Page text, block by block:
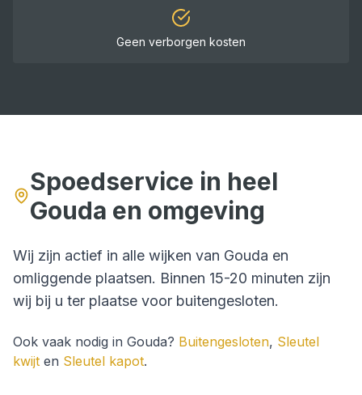
Geen verborgen kosten
Spoedservice in heel
Gouda en omgeving
Wij zijn actief in alle wijken van Gouda en
omliggende plaatsen. Binnen 15-20 minuten zijn
wij bij u ter plaatse voor buitengesloten.
Ook vaak nodig in Gouda? Buitengesloten, Sleutel
kwijt en Sleutel kapot.